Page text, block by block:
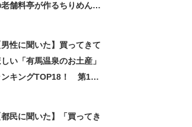
舗料亭が作るちりめんナ
男性に聞いた】買ってきて
い「有馬温泉のお土産」
ンキングTOP18！ 第1位
都民に聞いた】「買ってき